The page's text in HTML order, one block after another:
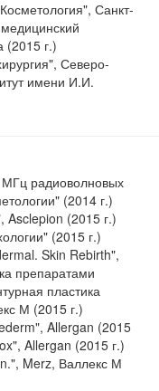
Санкт-
(2015 г.)
Северо-
имени И.И.
радиоволновых
(2014 г.)
Asclepion (2015 г.)
(2015 г.)
Skin Rebirth",
препаратами
пластика
М (2015 г.)
Allergan (2015
Allergan (2015 г.)
Merz, Валлекс М